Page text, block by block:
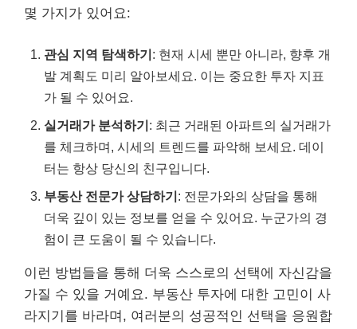
몇 가지가 있어요:
관심 지역 탐색하기: 현재 시세 뿐만 아니라, 향후 개
발 계획도 미리 알아보세요. 이는 중요한 투자 지표
가 될 수 있어요.
실거래가 분석하기: 최근 거래된 아파트의 실거래가
를 체크하며, 시세의 트렌드를 파악해 보세요. 데이
터는 항상 당신의 친구입니다.
부동산 전문가 상담하기: 전문가와의 상담을 통해
더욱 깊이 있는 정보를 얻을 수 있어요. 누군가의 경
험이 큰 도움이 될 수 있습니다.
이런 방법들을 통해 더욱 스스로의 선택에 자신감을
가질 수 있을 거예요. 부동산 투자에 대한 고민이 사
라지기를 바라며, 여러분의 성공적인 선택을 응원합